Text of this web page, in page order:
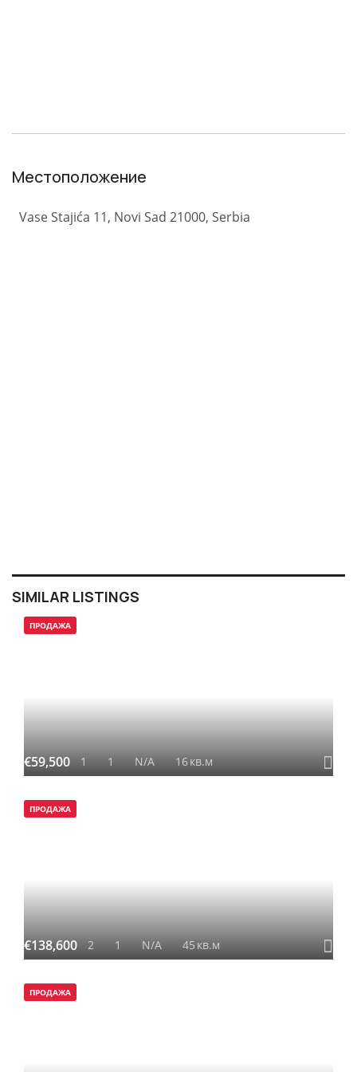
Местоположение
Vase Stajića 11, Novi Sad 21000, Serbia
SIMILAR LISTINGS
ПРОДАЖА
€59,500 1 1 N/A 16кв.м
ПРОДАЖА
€138,600 2 1 N/A 45 кв.м
ПРОДАЖА